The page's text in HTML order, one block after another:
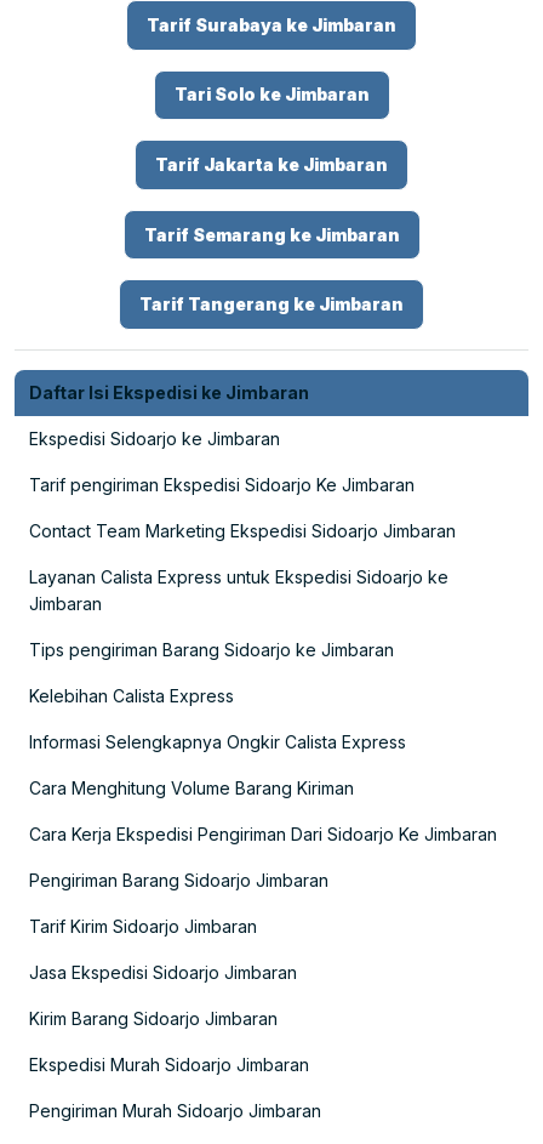
Tarif Surabaya ke Jimbaran
Tari Solo ke Jimbaran
Tarif Jakarta ke Jimbaran
Tarif Semarang ke Jimbaran
Tarif Tangerang ke Jimbaran
Daftar Isi Ekspedisi ke Jimbaran
Ekspedisi Sidoarjo ke Jimbaran
Tarif pengiriman Ekspedisi Sidoarjo Ke Jimbaran
Contact Team Marketing Ekspedisi Sidoarjo Jimbaran
Layanan Calista Express untuk Ekspedisi Sidoarjo ke
Jimbaran
Tips pengiriman Barang Sidoarjo ke Jimbaran
Kelebihan Calista Express
Informasi Selengkapnya Ongkir Calista Express
Cara Menghitung Volume Barang Kiriman
Cara Kerja Ekspedisi Pengiriman Dari Sidoarjo Ke Jimbaran
Pengiriman Barang Sidoarjo Jimbaran
Tarif Kirim Sidoarjo Jimbaran
Jasa Ekspedisi Sidoarjo Jimbaran
Kirim Barang Sidoarjo Jimbaran
Ekspedisi Murah Sidoarjo Jimbaran
Pengiriman Murah Sidoarjo Jimbaran